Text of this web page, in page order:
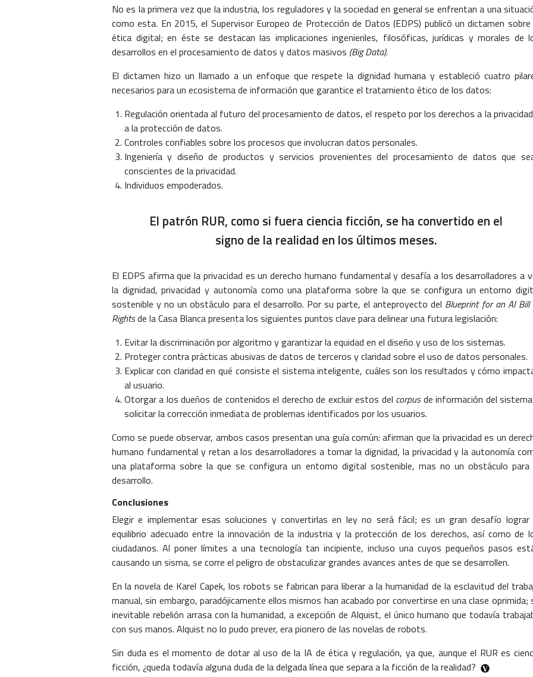
No es la primera vez que la industria, los reguladores y la sociedad en general se enfrentan a una
como esta. En 2015, el Supervisor Europeo de Protección de Datos (EDPS) publicó un dictamen sobre
ética digital; en éste se destacan las implicaciones ingenieriles, filosóficas, jurídicas y morales de
desarrollos en el procesamiento de datos y datos masivos (Big Data).
El dictamen hizo un llamado a un enfoque que respete la dignidad humana y estableció cuatro
necesarios para un ecosistema de información que garantice el tratamiento ético de los datos:
Regulación orientada al futuro del procesamiento de datos, el respeto por los derechos a la
a la protección de datos.
Controles confiables sobre los procesos que involucran datos personales.
Ingeniería y diseño de productos y servicios provenientes del procesamiento de datos que
conscientes de la privacidad.
Individuos empoderados.
El patrón RUR, como si fuera ciencia ficción, se ha convertido en el
signo de la realidad en los últimos meses.
El EDPS afirma que la privacidad es un derecho humano fundamental y desafía a los desarrolladores a
la dignidad, privacidad y autonomía como una plataforma sobre la que se configura un entorno
sostenible y no un obstáculo para el desarrollo. Por su parte, el anteproyecto del Blueprint for an AI Bill
Rightsde la Casa Blanca presenta los siguientes puntos clave para delinear una futura legislación:
Evitar la discriminación por algoritmo y garantizar la equidad en el diseño y uso de los sistemas.
Proteger contra prácticas abusivas de datos de terceros y claridad sobre el uso de datos personales.
Explicar con claridad en qué consiste el sistema inteligente, cuáles son los resultados y cómo
al usuario.
Otorgar a los dueños de contenidos el derecho de excluir estos del corpusde información del
solicitar la corrección inmediata de problemas identificados por los usuarios.
Como se puede observar, ambos casos presentan una guía común: afirman que la privacidad es un
humano fundamental y retan a los desarrolladores a tomar la dignidad, la privacidad y la autonomía
una plataforma sobre la que se configura un entorno digital sostenible, mas no un obstáculo para
desarrollo.
Conclusiones
Elegir e implementar esas soluciones y convertirlas en ley no será fácil; es un gran desafío lograr
equilibrio adecuado entre la innovación de la industria y la protección de los derechos, así como de
ciudadanos. Al poner límites a una tecnología tan incipiente, incluso una cuyos pequeños pasos
causando un sisma, se corre el peligro de obstaculizar grandes avances antes de que se desarrollen.
En la novela de Karel Capek, los robots se fabrican para liberar a la humanidad de la esclavitud del
manual, sin embargo, paradójicamente ellos mismos han acabado por convertirse en una clase oprimida;
inevitable rebelión arrasa con la humanidad, a excepción de Alquist, el único humano que todavía
con sus manos. Alquist no lo pudo prever, era pionero de las novelas de robots.
Sin duda es el momento de dotar al uso de la IA de ética y regulación, ya que, aunque el RUR es
ficción, ¿queda todavía alguna duda de la delgada línea que separa a la ficción de la realidad?